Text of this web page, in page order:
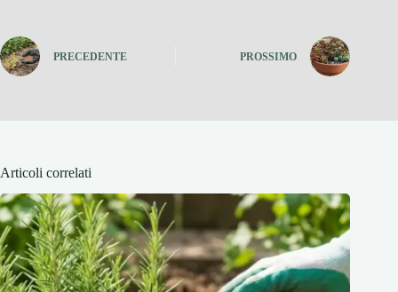
PRECEDENTE PROSSIMO
Articoli correlati